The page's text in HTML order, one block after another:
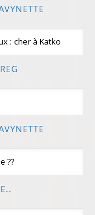
: cher à Katko
??